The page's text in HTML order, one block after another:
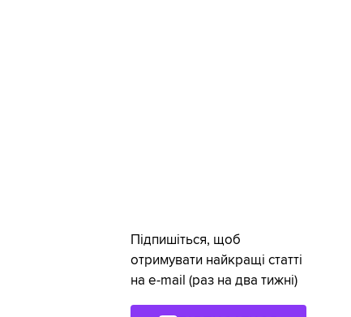
Підпишіться, щоб
отримувати найкращі статті
на e-mail (раз на два тижні)